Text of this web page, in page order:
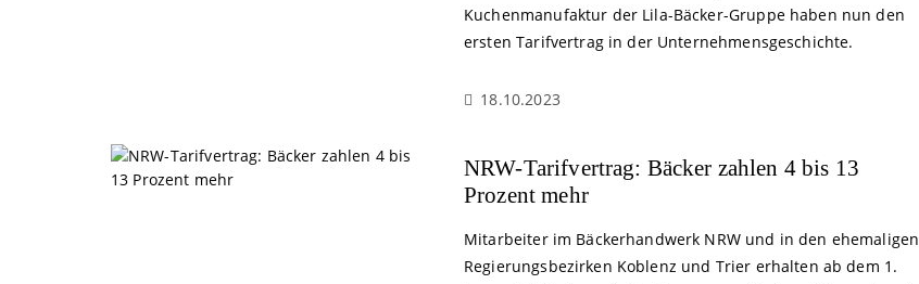
Kuchenmanufaktur der Lila-Bäcker-Gruppe haben nun den
ersten Tarifvertrag in der Unternehmensgeschichte.
18.10.2023
NRW-Tarifvertrag: Bäcker zahlen 4 bis 13
Prozent mehr
Mitarbeiter im Bäckerhandwerk NRW und in den ehemaligen
Regierungsbezirken Koblenz und Trier erhalten ab dem 1.